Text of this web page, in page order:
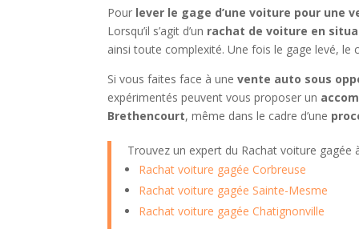
Pour lever le gage d’une voiture pour une
Lorsqu’il s’agit d’un rachat de voiture en
ainsi toute complexité. Une fois le gage levé,
Si vous faites face à unevente auto sous
expérimentés peuvent vous proposer un
Brethencourt, même dans le cadre d’une
Trouvez un expert du Rachat voiture gagée
Rachat voiture gagée Corbreuse
Rachat voiture gagée Sainte-Mesme
Rachat voiture gagée Chatignonville